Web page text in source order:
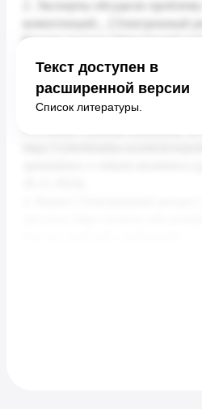
Текст доступен в
расширенной версии
Список литературы.